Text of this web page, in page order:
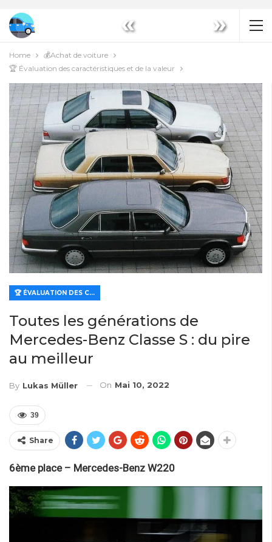
« »
Home
💰Achat de voiture
🏆 Évaluation des caractéristiques et de la valeur
🏆 ÉVALUATION DES CARACTÉRISTIQUES ET DE LA VALEUR
Toutes les générations de
Mercedes-Benz Classe S : du pire
au meilleur
By Lukas Müller On Mai 10, 2022
39
Share
6ème place – Mercedes-Benz W220